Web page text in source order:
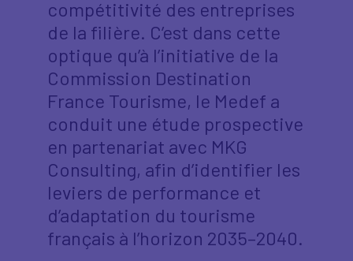
compétitivité des entreprises
de la filière. C’est dans cette
optique qu’à l’initiative de la
Commission Destination
France Tourisme, le Medef a
conduit une étude prospective
en partenariat avec MKG
Consulting, afin d’identifier les
leviers de performance et
d’adaptation du tourisme
français à l’horizon 2035–2040.